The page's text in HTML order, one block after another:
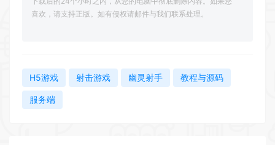
喜欢，请支持正版。如有侵权请邮件与我们联系处理。
H5游戏 射击游戏 幽灵射手 教程与源码
服务端